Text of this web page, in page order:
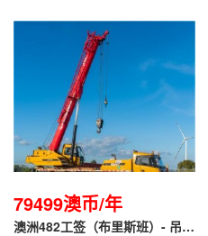
79499澳币/年
澳洲482工签（布里斯班）- 吊车